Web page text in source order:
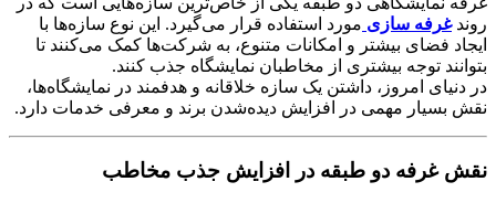
روندغرفه سازی مورد استفاده قرار می‌گیرد. این نوع سازه‌ها با
ایجاد فضای بیشتر و امکانات متنوع، به شرکت‌ها کمک می‌کنند تا
بتوانند توجه بیشتری از مخاطبان نمایشگاه جذب کنند.
در دنیای امروز، داشتن یک سازه خلاقانه و هدفمند در نمایشگاه‌ها،
نقش بسیار مهمی در افزایش دیده‌شدن برند و معرفی خدمات دارد.
نقش غرفه دو طبقه در افزایش جذب مخاطب